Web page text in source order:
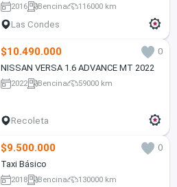
2016 Bencina 116000 km
Las Condes
$10.490.000
0
NISSAN VERSA 1.6 ADVANCE MT 2022
2022 Bencina 59000 km
Recoleta
$9.500.000
0
Taxi Básico
2018 Bencina 130000 km